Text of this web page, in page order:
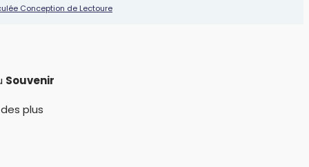
Conception de Lectoure
Souvenir
plus